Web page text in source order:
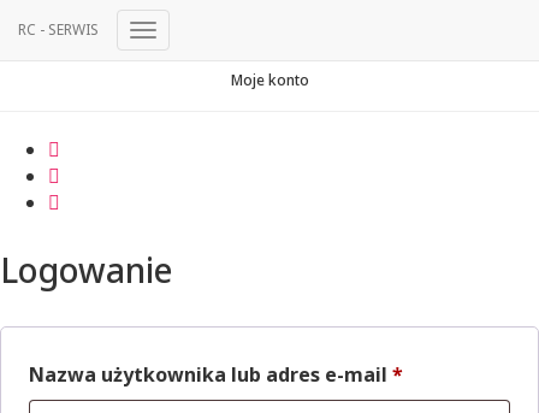
RC - SERWIS
Przełącz
Moje konto
Logowanie
Nazwa użytkownika lub adres e-mail *Wymagane